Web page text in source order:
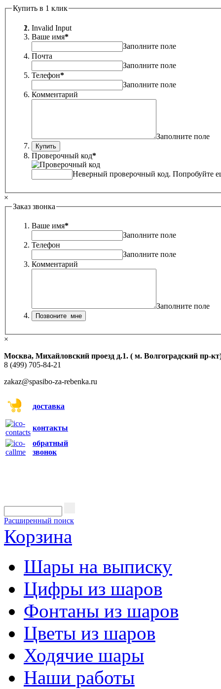
Купить в 1 клик
Invalid Input
Ваше имя*
Заполните поле
Почта
Заполните поле
Телефон*
Заполните поле
Комментарий
Заполните поле
Проверочный код*
Неверный проверочный код. Попробуйте
×
Заказ звонка
Ваше имя*
Заполните поле
Телефон
Заполните поле
Комментарий
Заполните поле
×
Москва, Михайловский проезд д.1. ( м. Волгоградский пр-
8 (499) 705-84-21
zakaz@spasibo-za-rebenka.ru
доставка
контакты
обратный
звонок
Расширенный поиск
Корзина
Шары на выписку
Цифры из шаров
Фонтаны из шаров
Цветы из шаров
Ходячие шары
Наши работы